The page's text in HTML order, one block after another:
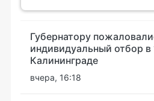
Губернатору
индивидуальный отбор в
Калининграде
вчера, 16:18